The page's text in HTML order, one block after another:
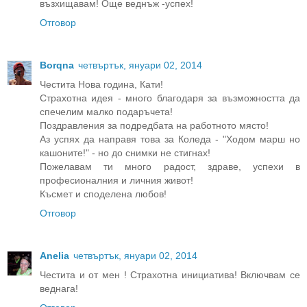
възхищавам! Още веднъж -успех!
Отговор
Borqna четвъртък, януари 02, 2014
Честита Нова година, Кати!
Страхотна идея - много благодаря за възможността да
спечелим малко подаръчета!
Поздравления за подредбата на работното място!
Аз успях да направя това за Коледа - "Ходом марш но
кашоните!" - но до снимки не стигнах!
Пожелавам ти много радост, здраве, успехи в
професионалния и личния живот!
Късмет и споделена любов!
Отговор
Anelia четвъртък, януари 02, 2014
Честита и от мен ! Страхотна инициатива! Включвам се
веднага!